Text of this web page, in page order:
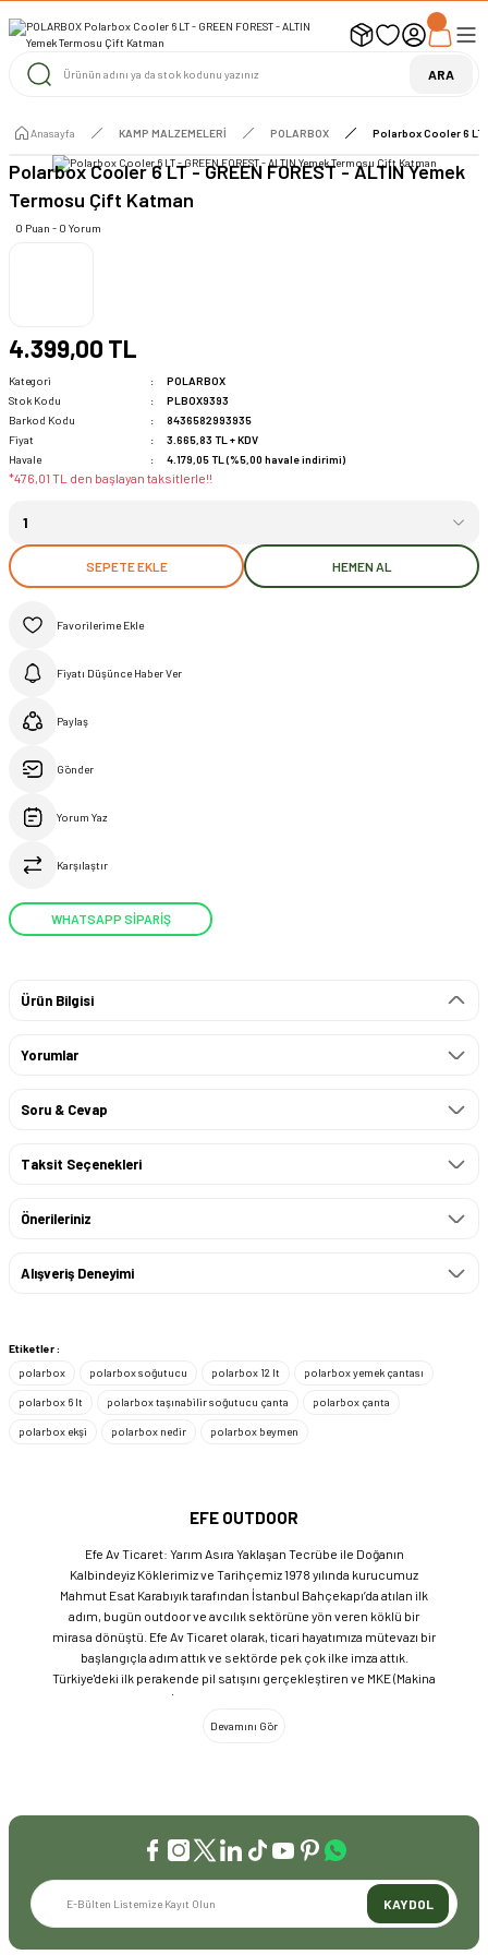
UYARI ! KARGOLAR 13 TEMMUZ 2026 YAPILACAK
1000 TL ve Üzeri Ücretsiz Kargo
ARA
Anasayfa KAMP MALZEMELERİ POLARBOX Polarbox Cooler 6 LT
Polarbox Cooler 6 LT - GREEN FOREST - ALTIN Yemek
Termosu Çift Katman
0 Puan - 0 Yorum
4.399,00 TL
Kategori
POLARBOX
Stok Kodu
PLBOX9393
Barkod Kodu
8436582993935
Fiyat
3.665,83 TL + KDV
Havale
4.179,05 TL (%5,00 havale indirimi)
*476,01 TL den başlayan taksitlerle!!
SEPETE EKLE HEMEN AL
Fiyatı Düşünce Haber Ver
Paylaş
Gönder
Yorum Yaz
Karşılaştır
WHATSAPP SİPARİŞ
Ürün Bilgisi
Yorumlar
Soru & Cevap
Taksit Seçenekleri
Önerileriniz
Alışveriş Deneyimi
Etiketler :
polarbox
polarbox soğutucu polarbox 12 lt polarbox yemek çantası
polarbox 6 lt polarbox taşınabilir soğutucu çanta polarbox çanta
polarbox ekşi polarbox nedir polarbox beymen
EFE OUTDOOR
Efe Av Ticaret: Yarım Asıra Yaklaşan Tecrübe ile Doğanın
Kalbindeyiz Köklerimiz ve Tarihçemiz 1978 yılında kurucumuz
Mahmut Esat Karabıyık tarafından İstanbul Bahçekapı’da atılan ilk
adım, bugün outdoor ve avcılık sektörüne yön veren köklü bir
mirasa dönüştü. Efe Av Ticaret olarak, ticari hayatımıza mütevazı bir
başlangıçla adım attık ve sektörde pek çok ilke imza attık.
Türkiye'deki ilk perakende pil satışını gerçekleştiren ve MKE (Makina
ve Kimya Endüstrisi) üretimi ürünleri satan ilk bayilerden biri olma
gururunu taşıyoruz. 1981 yılında Eminönü’nde açtığımız ve mülkiyeti
kurarak tüm Türkiye'ye hizmet vermeye başladık. 2016: Kadıköy
mağazamızın ve şimdiki Genel Merkezimizin açılışını
gerçekleştirdik. Global Markalar ve Yerli Üretim Gücü Yaklaşık
20'nin üzerinde dünya markasını Türkiye'ye getirerek outdoor
tutkunlarıyla buluşturuyoruz. Sadece ithalatla sınırlı kalmayıp;
EFEARMS, BUSHCRAFTFEST ve EFEAV tescilli markalarımızla
KAYDOL